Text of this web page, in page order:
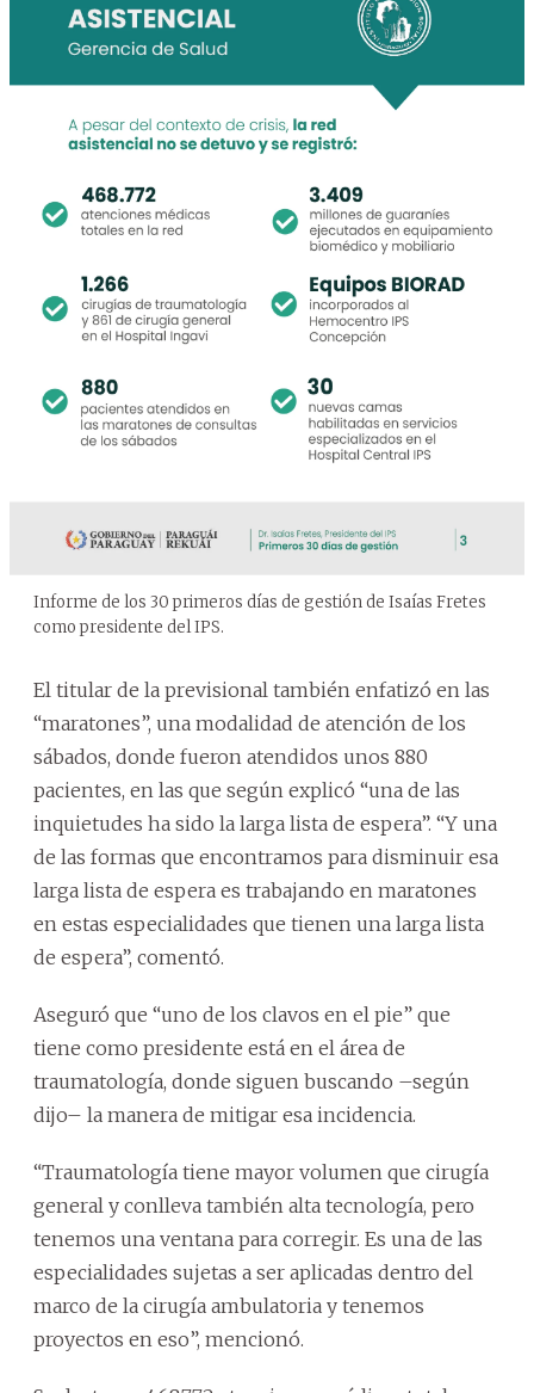
Informe de los 30 primeros días de gestión de Isaías Fretes
como presidente del IPS.
El titular de la previsional también enfatizó en las
“maratones”, una modalidad de atención de los
sábados, donde fueron atendidos unos 880
pacientes, en las que según explicó “una de las
inquietudes ha sido la larga lista de espera”. “Y una
de las formas que encontramos para disminuir esa
larga lista de espera es trabajando en maratones
en estas especialidades que tienen una larga lista
de espera”, comentó.
Aseguró que “uno de los clavos en el pie” que
tiene como presidente está en el área de
traumatología, donde siguen buscando –según
dijo– la manera de mitigar esa incidencia.
“Traumatología tiene mayor volumen que cirugía
general y conlleva también alta tecnología, pero
tenemos una ventana para corregir. Es una de las
especialidades sujetas a ser aplicadas dentro del
marco de la cirugía ambulatoria y tenemos
proyectos en eso”, mencionó.